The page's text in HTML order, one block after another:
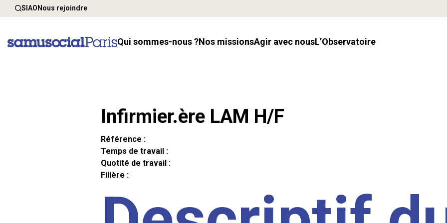
SIAONous rejoindre
Qui sommes-nous ? Nos missions Agir avec nous l’Observatoire
Infirmier.ère LAM H/F
Référence :
Temps de travail :
Quotité de travail :
Filière :